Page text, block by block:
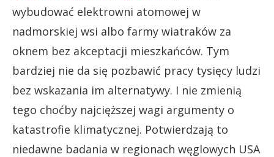
wybudować elektrowni atomowej w
nadmorskiej wsi albo farmy wiatraków za
oknem bez akceptacji mieszkańców. Tym
bardziej nie da się pozbawić pracy tysięcy ludzi
bez wskazania im alternatywy. I nie zmienią
tego choćby najcięższej wagi argumenty o
katastrofie klimatycznej. Potwierdzają to
niedawne badania w regionach węglowych USA